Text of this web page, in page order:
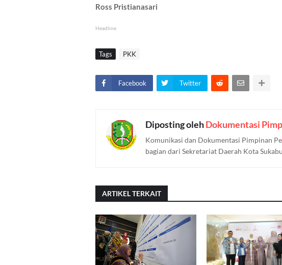
Ross Pristianasari
Headline
Tags PKK
Facebook Twitter
Diposting olehDokumentasi
Komunikasi dan Dokumentasi Pimpinan
bagian dari Sekretariat Daerah Kota
ARTIKEL TERKAIT